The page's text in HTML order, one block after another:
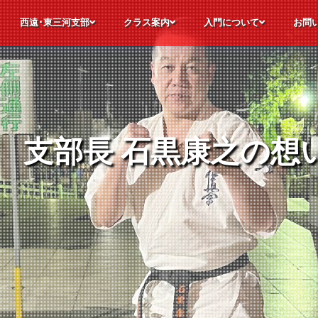
西遠･東三河支部
極真空手について
静岡県西遠･愛知県東三河支部の各道場
支部長メッセージ 支部長 石黒康之の想い
道場理念
指導員紹介
道場生の声
昇段レポート
極真会館 静岡西遠・愛知東三河支部
クラス案内
幼年・少年・少女部
合同部
師範稽古部
パーソナル稽古
オンライン稽古
特別競技クラス
フリートレーニングクラス
道場カレンダー
入門について
見学・体験入門
入門までの流れ
諸費用について
入門後のステップ
お問
よく
見学
入門
お問
支部長 石黒康之の想